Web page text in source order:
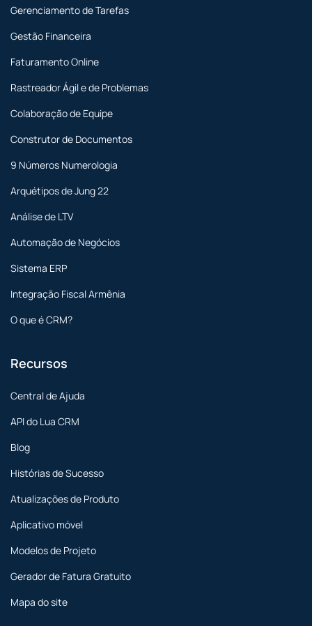
Gerenciamento de Tarefas
Gestão Financeira
Faturamento Online
Rastreador Ágil e de Problemas
Colaboração de Equipe
Construtor de Documentos
9 Números Numerologia
Arquétipos de Jung 22
Análise de LTV
Automação de Negócios
Sistema ERP
Integração Fiscal Armênia
O que é CRM?
Recursos
Central de Ajuda
API do Lua CRM
Blog
Histórias de Sucesso
Atualizações de Produto
Aplicativo móvel
Modelos de Projeto
Gerador de Fatura Gratuito
Mapa do site